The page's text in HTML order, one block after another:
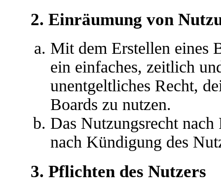
2. Einräumung von
Mit dem Erstellen eines
ein einfaches, zeitlich
unentgeltliches Recht,
Boards zu nutzen.
Das Nutzungsrecht
nach Kündigung des
3. Pflichten des Nutzers